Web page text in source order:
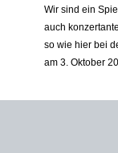
Wir sind ein
auch
so wie hier bei
am 3. Oktober